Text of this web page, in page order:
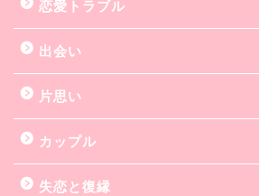
恋愛トラブル
出会い
片思い
カップル
失恋と復縁